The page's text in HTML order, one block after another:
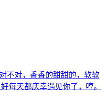
不对，香香的甜甜的，软软
每天都庆幸遇见你了，哼。